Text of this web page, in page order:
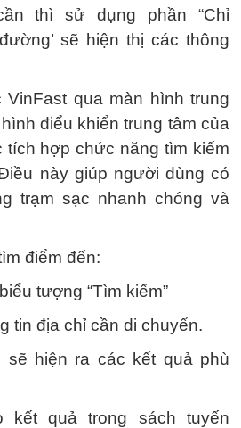
thì sử dụng phần “Chỉ
sẽ hiện thị các thông
VinFast qua màn hình trung
điểu khiển trung tâm của
hợp chức năng tìm kiếm
này giúp người dùng có
trạm sạc nhanh chóng và
điểm đến:
tượng “Tìm kiếm”
tin địa chỉ cần di chuyển.
sẽ hiện ra các kết quả phù
kết quả trong sách tuyến